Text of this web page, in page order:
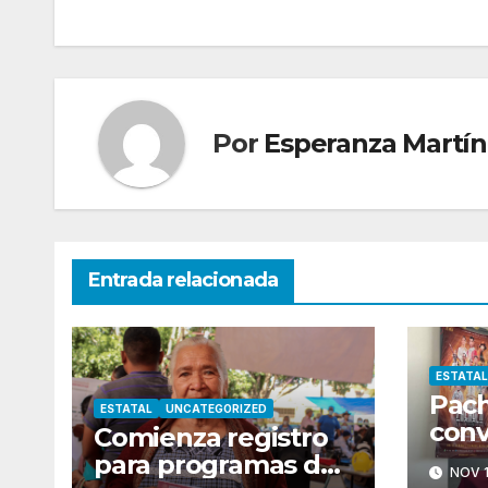
entradas
Por Esperanza
Entrada relacionada
ESTATAL UNCATEGORIZED
Comienza registro
para programas del
ESTATAL
NOV